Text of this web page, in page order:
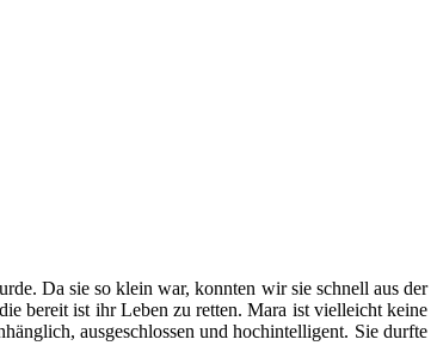
Da sie so klein war, konnten wir sie schnell aus der
bereit ist ihr Leben zu retten. Mara ist vielleicht keine
ausgeschlossen und hochintelligent. Sie durfte